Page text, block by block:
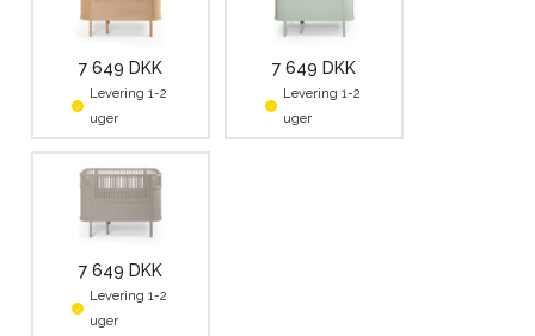
7 649 DKK
Levering 1-2
uger
7 649 DKK
Levering 1-2
uger
7 649 DKK
Levering 1-2
uger